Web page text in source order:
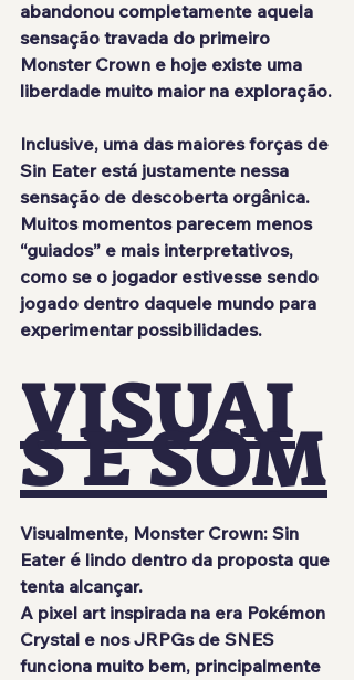
abandonou completamente aquela
sensação travada do primeiro
Monster Crown e hoje existe uma
liberdade muito maior na exploração.
Inclusive, uma das maiores forças de
Sin Eater está justamente nessa
sensação de descoberta orgânica.
Muitos momentos parecem menos
“guiados” e mais interpretativos,
como se o jogador estivesse sendo
jogado dentro daquele mundo para
experimentar possibilidades.
VISUAI
S E SOM
Visualmente, Monster Crown: Sin
Eater é lindo dentro da proposta que
tenta alcançar.
A pixel art inspirada na era Pokémon
Crystal e nos JRPGs de SNES
funciona muito bem, principalmente